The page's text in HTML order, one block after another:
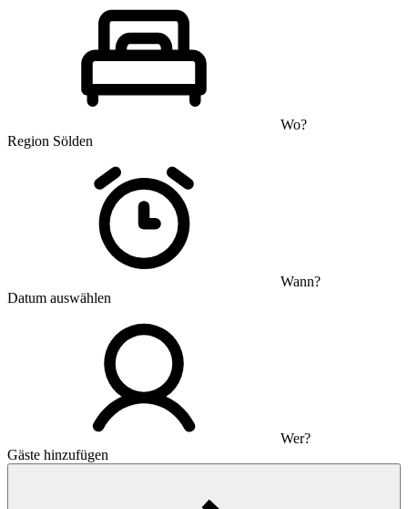
Wo?
Region Sölden
Wann?
Datum auswählen
Wer?
Gäste hinzufügen